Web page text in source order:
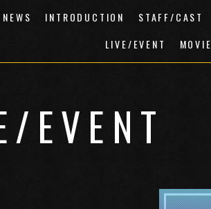
NEWS INTRODUCTION STAFF/CAST
LIVE/EVENT
MOVIE
EVENT